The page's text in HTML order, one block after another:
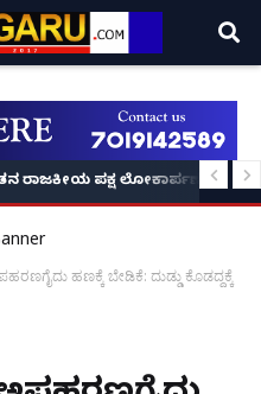
ವಿಶ್ವ ದಾಖಲೆ ಬರೆದ ಭಾರತದ ರೇಣು
ರಾಜಕೀಯ ಪಕ್ಷ ಲೋಕಾರ್ಪಣೆ – ನಟ
ಹಣಕ್ಕೆ ಬೇಡಿಕೆ: ದುಡ್ಡು ಕೊಡದ್ದಕ್ಕೆ